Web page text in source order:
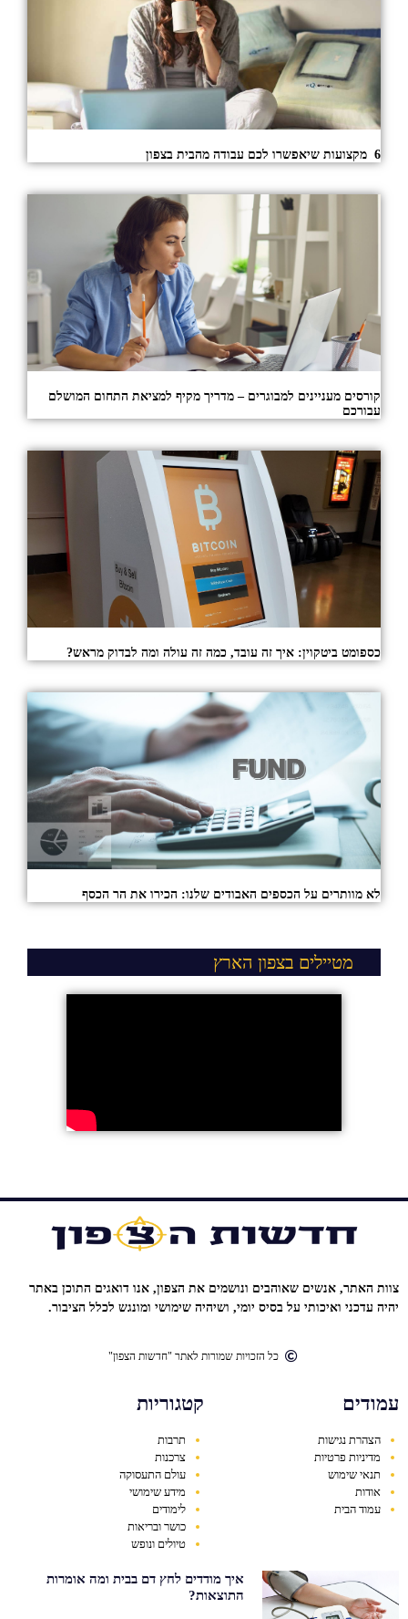
6 מקצועות שיאפשרו לכם עבודה מהבית בצפון
קורסים מעניינים למבוגרים – מדריך מקיף למציאת התחום המושלם
עבורכם
כספומט ביטקוין: איך זה עובד, כמה זה עולה ומה לבדוק מראש?
לא מוותרים על הכספים האבודים שלנו: הכירו את הר הכסף
מטיילים בצפון הארץ
צוות האתר, אנשים שאוהבים ונושמים את הצפון, אנו דואגים התוכן באתר
יהיה עדכני ואיכותי על בסיס יומי, ושיהיה שימושי ומונגש לכלל הציבור.
כל הזכויות שמורות לאתר "חדשות הצפון"
עמודים
הצהרת נגישות
מדיניות פרטיות
תנאי שימוש
אודות
עמוד הבית
קטגוריות
תרבות
צרכנות
עולם התעסוקה
מידע שימושי
לימודים
כושר ובריאות
טיולים ונופש
איך מודדים לחץ דם בבית ומה אומרות
התוצאות?